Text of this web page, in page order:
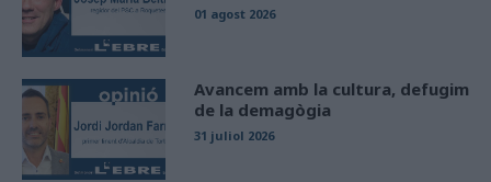
01 agost 2026
Avancem amb la cultura, defugim
de la demagògia
31 juliol 2026